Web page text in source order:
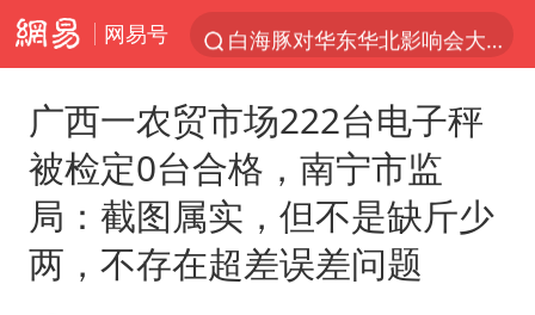
网易号
以拒绝“和平委员会”的加沙和平计划
全球最大级别运输船通过长江大桥
白海豚北上或致京津冀暴雨
广西一农贸市场222台电子秤
被检定0台合格，南宁市监
局：截图属实，但不是缺斤少
两，不存在超差误差问题